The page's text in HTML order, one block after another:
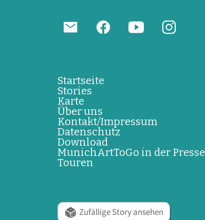
Startseite
Stories
Karte
Über uns
Kontakt/Impressum
Datenschutz
Download
MunichArtToGo in der Presse
Touren
Zufällige Story ansehen